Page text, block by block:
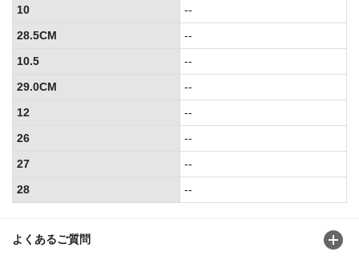
よくあるご質問
10
--
28.5CM
--
10.5
--
29.0CM
--
12
--
26
--
27
--
28
--